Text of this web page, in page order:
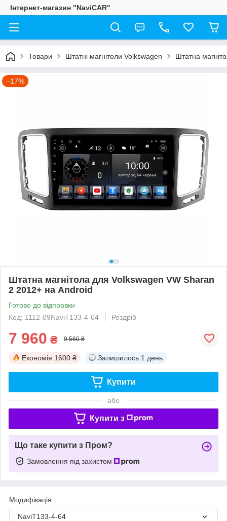
Інтернет-магазин "NaviCAR"
Товари Штатні магнітоли Volkswagen Штатна
–17%
Штатна магнітола для Volkswagen VW Sharan
2 2012+ на Android
Готово до відправки
Код: 1112-09NaviT133-4-64
Роздріб
7 960 ₴ 9 560 ₴
Економія 1600 ₴ Залишилось 1 день
Купити
або
Купити з
Що таке купити з Пром?
Замовлення під захистом
Модифікація
NaviT133-4-64